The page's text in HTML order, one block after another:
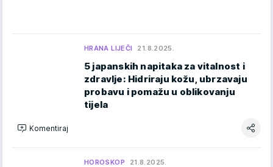
HRANA LIJEČI 21.8.2025.
5 japanskih napitaka za vitalnost i
zdravlje: Hidriraju kožu, ubrzavaju
probavu i pomažu u oblikovanju
tijela
Komentiraj
HOROSKOP 21.8.2025.